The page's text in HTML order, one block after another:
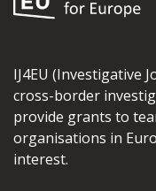
IJ4EU (Investigative
cross-border
provide grants to
organisations in
interest.